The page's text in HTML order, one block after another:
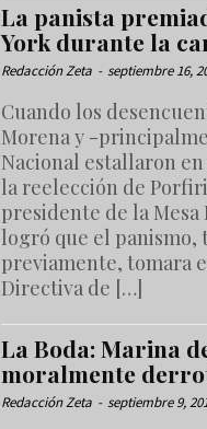
La panista
York durante la
Redacción Zeta - septiembre 16,
Cuando los
Morena y -
Nacional estallaron
la reelección de
presidente de la Mesa
logró que el panismo,
previamente, tomara
Directiva de […]
La Boda: Marina
moralmente
Redacción Zeta - septiembre 9,